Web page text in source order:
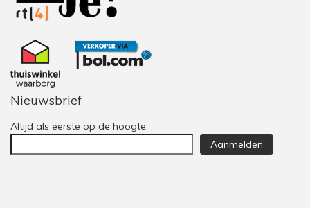
Nieuwsbrief
Altijd als eerste op de hoogte.
Aanmelden